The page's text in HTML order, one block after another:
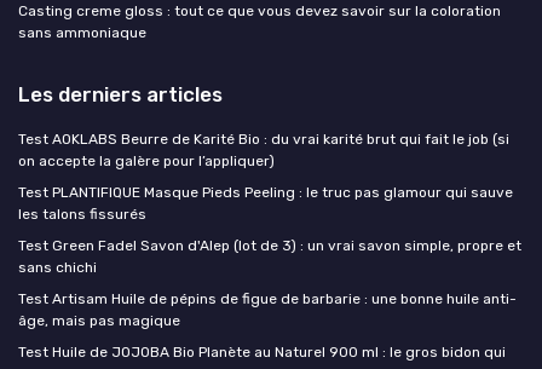
Casting creme gloss : tout ce que vous devez savoir sur la coloration
sans ammoniaque
Les derniers articles
Test AOKLABS Beurre de Karité Bio : du vrai karité brut qui fait le job (si
on accepte la galère pour l’appliquer)
Test PLANTIFIQUE Masque Pieds Peeling : le truc pas glamour qui sauve
les talons fissurés
Test Green Fadel Savon d'Alep (lot de 3) : un vrai savon simple, propre et
sans chichi
Test Artisam Huile de pépins de figue de barbarie : une bonne huile anti-
âge, mais pas magique
Test Huile de JOJOBA Bio Planète au Naturel 900 ml : le gros bidon qui